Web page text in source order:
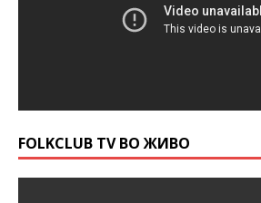
FOLKCLUB TV ВО ЖИВО